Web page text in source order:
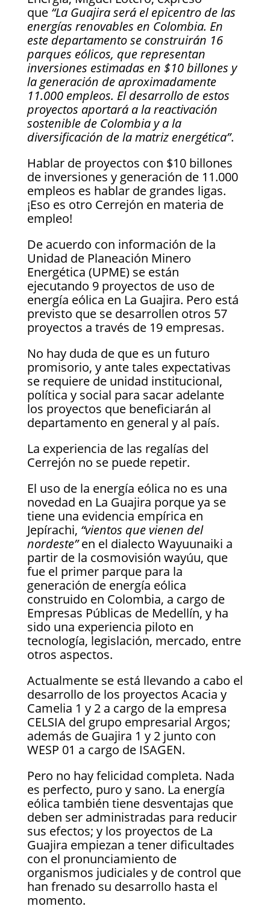
que “La Guajira será el epicentro de las
energías renovables en Colombia. En
este departamento se construirán 16
parques eólicos, que representan
inversiones estimadas en $10 billones y
la generación de aproximadamente
11.000 empleos. El desarrollo de estos
proyectos aportará a la reactivación
sostenible de Colombia y a la
diversificación de la matriz energética”.
Hablar de proyectos con $10 billones
de inversiones y generación de 11.000
empleos es hablar de grandes ligas.
¡Eso es otro Cerrejón en materia de
empleo!
De acuerdo con información de la
Unidad de Planeación Minero
Energética (UPME) se están
ejecutando 9 proyectos de uso de
energía eólica en La Guajira. Pero está
previsto que se desarrollen otros 57
proyectos a través de 19 empresas.
No hay duda de que es un futuro
promisorio, y ante tales expectativas
se requiere de unidad institucional,
política y social para sacar adelante
los proyectos que beneficiarán al
departamento en general y al país.
La experiencia de las regalías del
Cerrejón no se puede repetir.
El uso de la energía eólica no es una
novedad en La Guajira porque ya se
tiene una evidencia empírica en
Jepírachi, “vientos que vienen del
nordeste”en el dialecto Wayuunaiki a
partir de la cosmovisión wayúu, que
fue el primer parque para la
generación de energía eólica
construido en Colombia, a cargo de
Empresas Públicas de Medellín, y ha
sido una experiencia piloto en
tecnología, legislación, mercado, entre
otros aspectos.
Actualmente se está llevando a cabo el
desarrollo de los proyectos Acacia y
Camelia 1 y 2 a cargo de la empresa
CELSIA del grupo empresarial Argos;
además de Guajira 1 y 2 junto con
WESP 01 a cargo de ISAGEN.
Pero no hay felicidad completa. Nada
es perfecto, puro y sano. La energía
eólica también tiene desventajas que
deben ser administradas para reducir
sus efectos; y los proyectos de La
Guajira empiezan a tener dificultades
con el pronunciamiento de
organismos judiciales y de control que
han frenado su desarrollo hasta el
momento.